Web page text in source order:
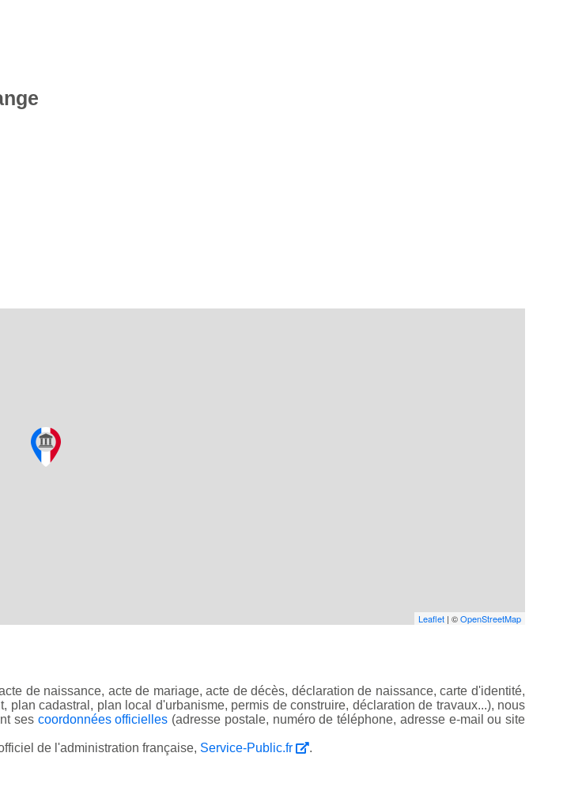
Leaflet | ©OpenStreetMap
de naissance, acte de mariage, acte de décès, déclaration de naissance, carte d'identité,
cadastral, plan local d'urbanisme, permis de construire, déclaration de travaux...), nous
ses coordonnées officielles (adresse postale, numéro de téléphone, adresse e-mail ou site
de l'administration française, Service-Public.fr .